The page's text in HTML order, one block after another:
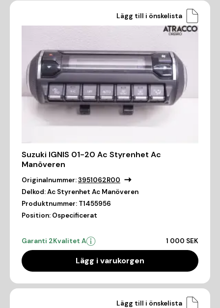
Lägg till i önskelista
Suzuki IGNIS 01-20 Ac Styrenhet Ac
Manöveren
Originalnummer:3951062R00
Delkod:Ac Styrenhet Ac Manöveren
Produktnummer: T1455956
Position: Ospecificerat
Garanti 2Kvalitet A 1 000 SEK
Lägg i varukorgen
Lägg till i önskelista